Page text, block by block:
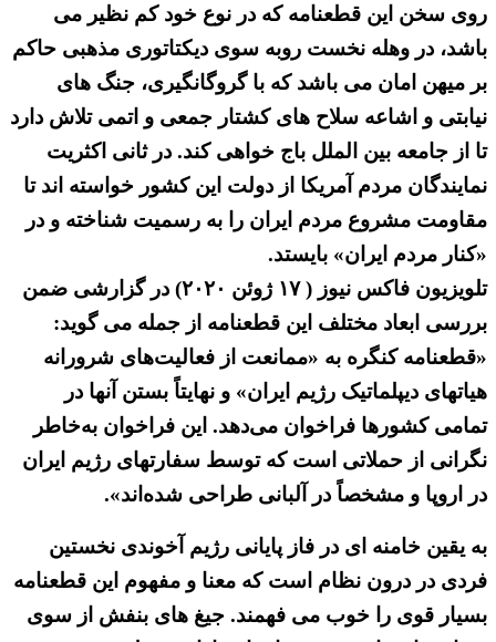
روی سخن این قطعنامه که در نوع خود کم نظیر می
باشد، در وهله نخست روبه سوی دیکتاتوری مذهبی حاکم
بر میهن امان می باشد که با گروگانگیری، جنگ های
نیابتی و اشاعه سلاح های کشتار جمعی و اتمی تلاش دارد
تا از جامعه بین الملل باج خواهی کند. در ثانی اکثریت
نمایندگان مردم آمریکا از دولت این کشور خواسته اند تا
مقاومت مشروع مردم ایران را به رسمیت شناخته و در
«کنار مردم ایران» بایستد.
تلویزیون فاکس نیوز ( ۱۷ ژوئن ۲۰۲۰) در گزارشی ضمن
بررسی ابعاد مختلف این قطعنامه از جمله می گوید:
«قطعنامه کنگره به «ممانعت از فعالیت‌های شرورانه
هیاتهای دیپلماتیک رژیم ایران» و نهایتاً بستن آنها در
تمامی کشورها فراخوان می‌دهد. این فراخوان به‌خاطر
نگرانی از حملاتی است که توسط سفارتهای رژیم ایران
در اروپا و مشخصاً در آلبانی طراحی شده‌اند».
به یقین خامنه ای در فاز پایانی رژیم آخوندی نخستین
فردی در درون نظام است که معنا و مفهوم این قطعنامه
بسیار قوی را خوب می فهمند. جیغ های بنفش از سوی